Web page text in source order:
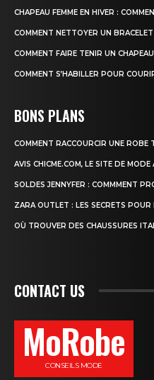
CHAPEAU FEMME EN HIVER :
COMMENT NETTOYER UN
COMMENT FAIRE TENIR UN
COMMENT S’HABILLER POUR
BONS PLANS
COMMENT RACCOURCIR UNE ROBE
AVIS CHICME.COM, LE SITE DE
SOLDES JENNYFER : COMMMENT
ZARA OUTLET : LES SECRETS POUR
OÙ TROUVER DES CHAUSSURES
CONTACT US
MoRobe
CONSEILS MODE